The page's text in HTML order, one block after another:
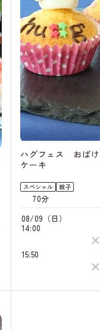
ハグフェス おば
ケーキ
スペシャル 親子
70分
08/09（日）
14:00
15:50